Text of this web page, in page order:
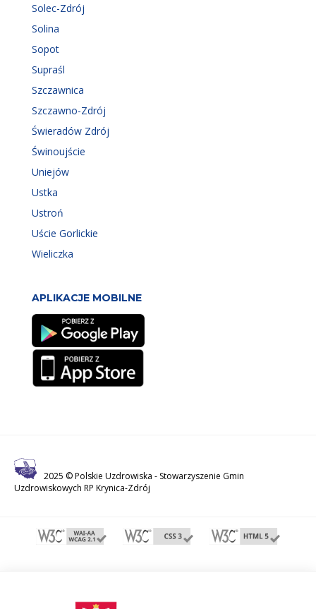
Solec-Zdrój
Solina
Sopot
Supraśl
Szczawnica
Szczawno-Zdrój
Świeradów Zdrój
Świnoujście
Uniejów
Ustka
Ustroń
Uście Gorlickie
Wieliczka
APLIKACJE MOBILNE
2025 © Polskie Uzdrowiska - Stowarzyszenie Gmin
Uzdrowiskowych RP Krynica-Zdrój